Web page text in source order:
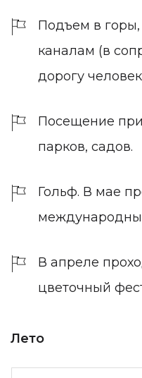
Подъем в
каналам (в
дорогу
Посещение
парков, садов.
Гольф. В мае
В апреле
цветочный
Лето